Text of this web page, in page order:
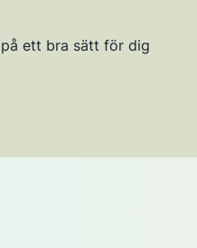
ett bra sätt för dig